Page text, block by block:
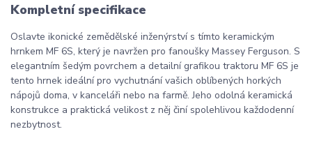
Kompletní specifikace
Oslavte ikonické zemědělské inženýrství s tímto keramickým
hrnkem MF 6S, který je navržen pro fanoušky Massey Ferguson. S
elegantním šedým povrchem a detailní grafikou traktoru MF 6S je
tento hrnek ideální pro vychutnání vašich oblíbených horkých
nápojů doma, v kanceláři nebo na farmě. Jeho odolná keramická
konstrukce a praktická velikost z něj činí spolehlivou každodenní
nezbytnost.